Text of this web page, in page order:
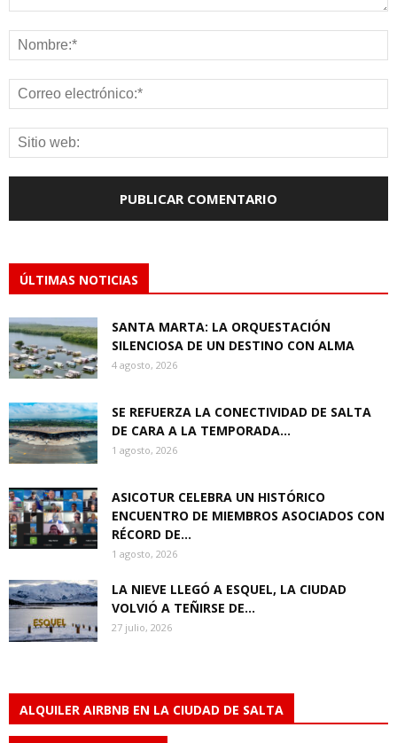
ÚLTIMAS NOTICIAS
SANTA MARTA: LA ORQUESTACIÓN
SILENCIOSA DE UN DESTINO CON ALMA
4 agosto, 2026
SE REFUERZA LA CONECTIVIDAD DE SALTA
DE CARA A LA TEMPORADA...
1 agosto, 2026
ASICOTUR CELEBRA UN HISTÓRICO
ENCUENTRO DE MIEMBROS ASOCIADOS CON
RÉCORD DE...
1 agosto, 2026
LA NIEVE LLEGÓ A ESQUEL, LA CIUDAD
VOLVIÓ A TEÑIRSE DE...
27 julio, 2026
ALQUILER AIRBNB EN LA CIUDAD DE SALTA